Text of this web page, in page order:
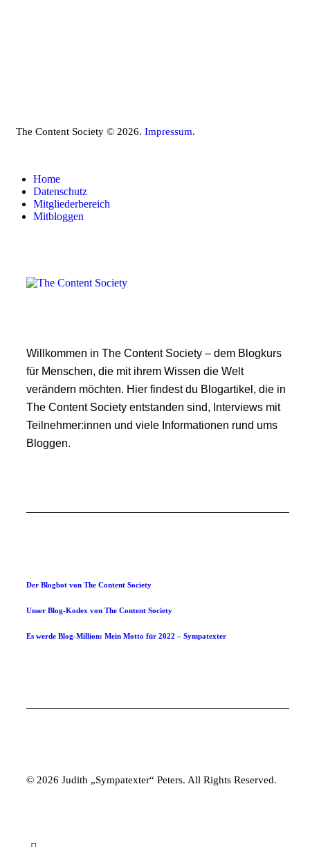
The Content Society © 2026. Impressum.
Home
Datenschutz
Mitgliederbereich
Mitbloggen
Willkommen in The Content Society – dem Blogkurs
für Menschen, die mit ihrem Wissen die Welt
verändern möchten. Hier findest du Blogartikel, die in
The Content Society entstanden sind, Interviews mit
Teilnehmer:innen und viele Informationen rund ums
Bloggen.
Der Blogbot von The Content Society
Unser Blog-Kodex von The Content Society
Es werde Blog-Million: Mein Motto für 2022 – Sympatexter
© 2026 Judith „Sympatexter“ Peters. All Rights Reserved.